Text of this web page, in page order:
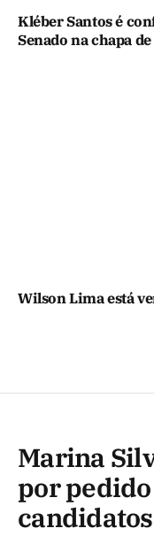
Kléber Santos é
Senado na chapa
Wilson Lima está
Marina
por